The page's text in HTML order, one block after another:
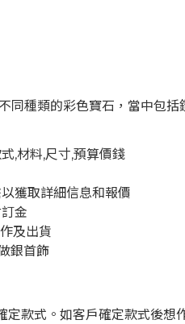
同種類的彩色寶石，當中包
,材料,尺寸,預算價錢
獲取詳細信息和報價
金
及出貨
銀首飾
定款式。如客戶確定款式後想